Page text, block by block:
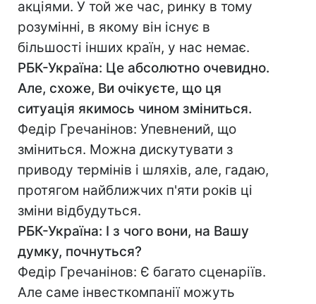
акціями. У той же час, ринку в тому
розумінні, в якому він існує в
більшості інших країн, у нас немає.
РБК-Україна: Це абсолютно очевидно.
Але, схоже, Ви очікуєте, що ця
ситуація якимось чином зміниться.
Федір Гречанінов: Упевнений, що
зміниться. Можна дискутувати з
приводу термінів і шляхів, але, гадаю,
протягом найближчих п'яти років ці
зміни відбудуться.
РБК-Україна: І з чого вони, на Вашу
думку, почнуться?
Федір Гречанінов: Є багато сценаріїв.
Але саме інвесткомпанії можуть